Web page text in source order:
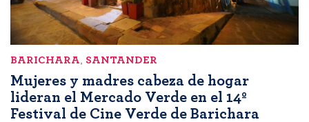
BARICHARA SANTANDER
Mujeres y madres cabeza de hogar
lideran el Mercado Verde en el 14º
Festival de Cine Verde de Barichara